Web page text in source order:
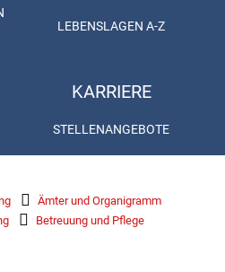
LEBENSLAGEN A-Z
KARRIERE
STELLENANGEBOTE
Ämter und Organigramm
Betreuung und Pflege